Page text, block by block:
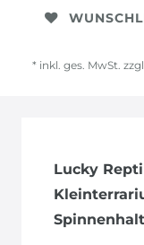
* inkl. ges. MwSt.
Lucky